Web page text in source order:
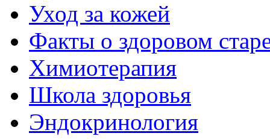
Уход за кожей
Факты о здоровом
Химиoтерапия
Школа здоровья
Эндокринология